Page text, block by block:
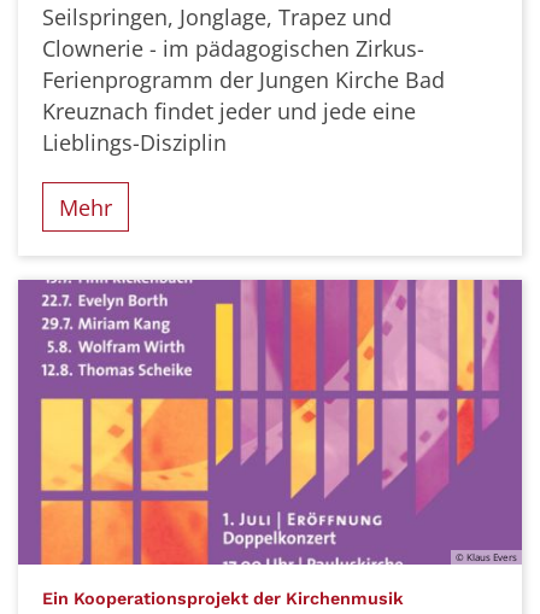
Seilspringen, Jonglage, Trapez und
Clownerie - im pädagogischen Zirkus-
Ferienprogramm der Jungen Kirche Bad
Kreuznach findet jeder und jede eine
Lieblings-Disziplin
Mehr
© Klaus Evers
Ein Kooperationsprojekt der Kirchenmusik